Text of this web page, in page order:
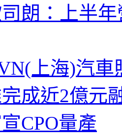
朗：上半
上海)汽
成近2億元
CPO量產